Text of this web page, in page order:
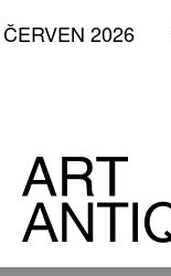
ČERVEN 2026